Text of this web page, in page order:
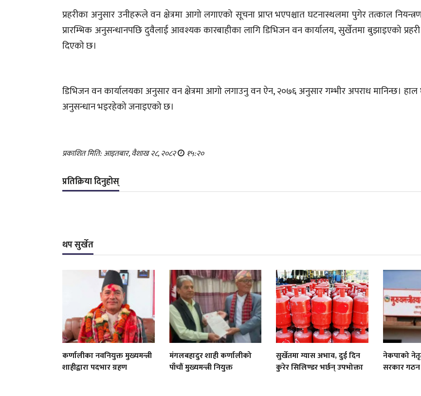
प्रहरीका अनुसार उनीहरूले वन क्षेत्रमा आगो लगाएको सूचना प्राप्त भएपश्चात घटनास्थलमा पुगेर तत्काल
प्रारम्भिक अनुसन्धानपछि दुवैलाई आवश्यक कारबाहीका लागि डिभिजन वन कार्यालय, सुर्खेतमा बुझाइएको
दिएको छ।
डिभिजन वन कार्यालयका अनुसार वन क्षेत्रमा आगो लगाउनु वन ऐन, २०७६ अनुसार गम्भीर अपराध मानिन्छ। हाल
अनुसन्धान भइरहेको जनाइएको छ।
प्रकाशित मिति: आइतबार, वैशाख २८, २०८२ १५:२०
प्रतिक्रिया दिनुहोस्
थप सुर्खेत
कर्णालीका नवनियुक्त मुख्यमन्त्री
शाहीद्वारा पदभार ग्रहण
मंगलबहादुर शाही कर्णालीको
पाँचौं मुख्यमन्त्री नियुक्त
सुर्खेतमा ग्यास अभाव, दुई दिन
कुरेर सिलिण्डर भर्छन् उपभोक्ता
नेकपाको
सरकार